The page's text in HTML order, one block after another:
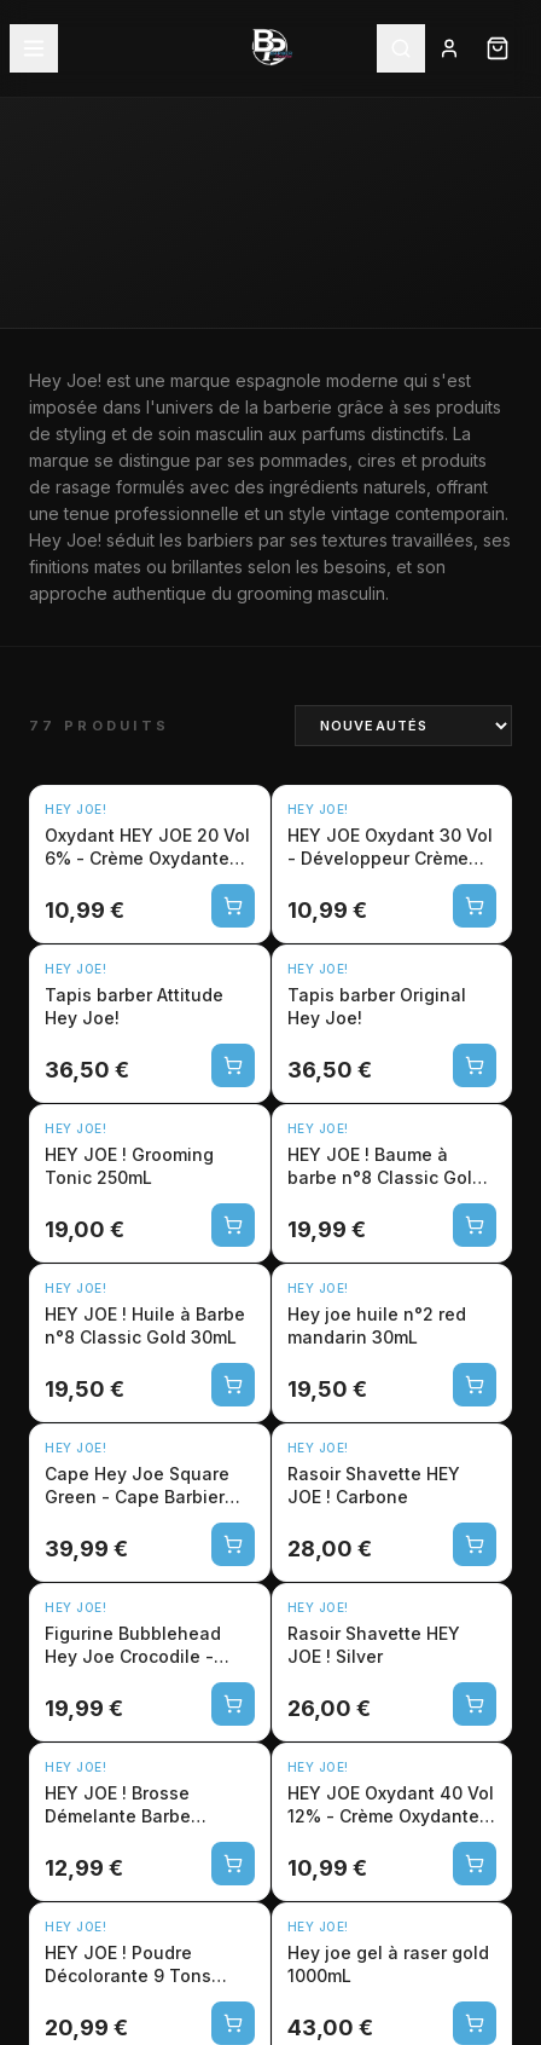
MARQUE
HEY JOE!
Hey Joe! est une marque espagnole moderne qui s'est
imposée dans l'univers de la barberie grâce à ses produits
de styling et de soin masculin aux parfums distinctifs. La
marque se distingue par ses pommades, cires et produits
de rasage formulés avec des ingrédients naturels, offrant
une tenue professionnelle et un style vintage contemporain.
Hey Joe! séduit les barbiers par ses textures travaillées, ses
finitions mates ou brillantes selon les besoins, et son
approche authentique du grooming masculin.
77 PRODUITS
HEY JOE!
Oxydant HEY JOE 20 Vol
6% - Crème Oxydante
10,99 €
HEY JOE!
HEY JOE Oxydant 30 Vol
- Développeur Crème
10,99 €
HEY JOE!
Tapis barber Attitude
Hey Joe!
36,50 €
HEY JOE!
Tapis barber Original
Hey Joe!
36,50 €
HEY JOE!
HEY JOE ! Grooming
Tonic 250mL
19,00 €
HEY JOE!
HEY JOE ! Baume à
barbe n°8 Classic Gold
19,99 €
HEY JOE!
HEY JOE ! Huile à Barbe
n°8 Classic Gold 30mL
19,50 €
HEY JOE!
Hey joe huile n°2 red
mandarin 30mL
19,50 €
HEY JOE!
Cape Hey Joe Square
Green - Cape Barbier
Imperméable
39,99 €
HEY JOE!
Rasoir Shavette HEY
JOE ! Carbone
28,00 €
HEY JOE!
Figurine Bubblehead
Hey Joe Crocodile -
Décoration Barbershop
19,99 €
HEY JOE!
Rasoir Shavette HEY
JOE ! Silver
26,00 €
HEY JOE!
HEY JOE ! Brosse
Démelante Barbe
12,99 €
HEY JOE!
HEY JOE Oxydant 40 Vol
12% - Crème Oxydante
10,99 €
HEY JOE!
HEY JOE ! Poudre
Décolorante 9 Tons
20,99 €
HEY JOE!
Hey joe gel à raser gold
1000mL
43,00 €